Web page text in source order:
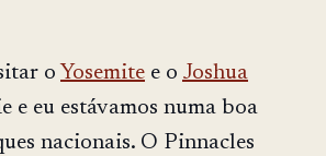
o Yosemite e o Joshua
e eu estávamos numa boa
nacionais. O Pinnacles